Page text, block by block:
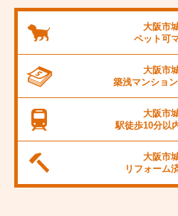
JR阪和線
JR桜島線
阪堺電軌上町線
東海道新幹線
大阪市
ペット可
大阪市
築浅マンション
大阪市
駅徒歩10分以
大阪市
リフォーム